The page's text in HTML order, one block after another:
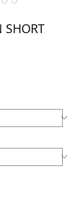
SHORT